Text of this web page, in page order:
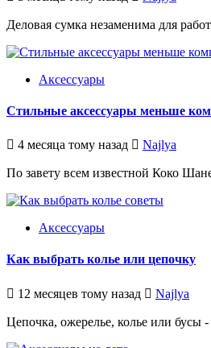
Деловая сумка незаменима для
Аксессуары
Стильные аксессуары меньше
4 месяца тому назад Najlya
По завету всем известной Коко
Аксессуары
Как выбрать колье или цепочку
12 месяцев тому назад Najlya
Цепочка, ожерелье, колье или бусы